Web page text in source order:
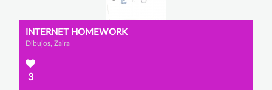
INTERNET HOMEWORK
Dibujos, Zaira
3